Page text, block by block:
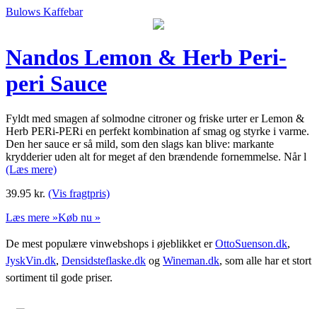
Bulows Kaffebar
Nandos Lemon & Herb Peri-
peri Sauce
Fyldt med smagen af solmodne citroner og friske urter er Lemon &
Herb PERi-PERi en perfekt kombination af smag og styrke i varme.
Den her sauce er så mild, som den slags kan blive: markante
krydderier uden alt for meget af den brændende fornemmelse. Når l
(Læs mere)
39.95 kr. (Vis fragtpris)
Læs mere »Køb nu »
De mest populære vinwebshops i øjeblikket erOttoSuenson.dk,
JyskVin.dk, Densidsteflaske.dk og Wineman.dk, som alle har et stort
sortiment til gode priser.